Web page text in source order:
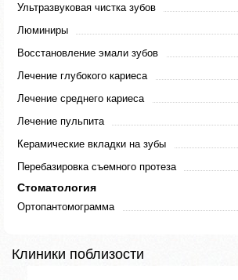
Ультразвуковая чистка зубов
Люминиры
Восстановление эмали зубов
Лечение глубокого кариеса
Лечение среднего кариеса
Лечение пульпита
Керамические вкладки на зубы
Перебазировка съемного протеза
Стоматология
Ортопантомограмма
Клиники поблизости